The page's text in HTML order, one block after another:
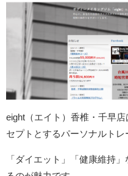
eight（エイト）香椎・千早
セプトとするパーソナルトレ
「ダイエット」「健康維持